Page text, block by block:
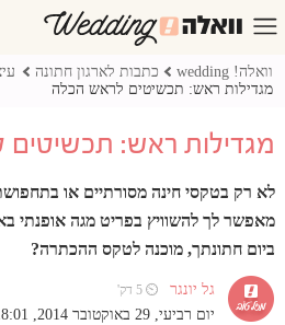
וואלה! wedding כתבות לארגון חתונה
מגדילות ראש: תכשיטים לראש הכלה
מגדילות ראש:
לא רק בטקסי חינה מסורתיים או
מאפשר לך להשוויץ בפריט מגה אופנתי
ביום חתונתך, מוכנה לטקס ההכתרה?
גל יונגר ⏲ 5 דק'
יום רביעי, 29 באוקטובר 2014, 18:01